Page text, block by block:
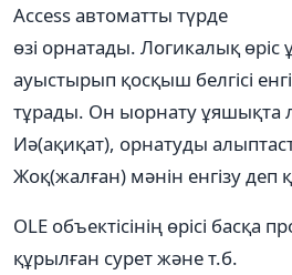
Access автоматты түрде
өзі орнатады. Логикалық
ауыстырып қосқыш белгісі
тұрады. Он ыорнату ұяшықта
Иә(ақиқат), орнатуды
Жоқ(жалған) мәнін енгізу деп
OLE объектісінің өрісі
құрылған сурет және т.б.